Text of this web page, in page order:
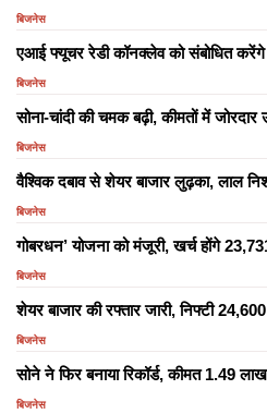
बिजनेस
एआई फ्यूचर रेडी कॉनक्लेव को संबोधित करेंगे
बिजनेस
सोना-चांदी की चमक बढ़ी, कीमतों में जोरदार
बिजनेस
वैश्विक दबाव से शेयर बाजार लुढ़का, लाल
बिजनेस
गोबरधन’ योजना को मंजूरी, खर्च होंगे
बिजनेस
शेयर बाजार की रफ्तार जारी, निफ्टी
बिजनेस
सोने ने फिर बनाया रिकॉर्ड, कीमत 1.49
बिजनेस